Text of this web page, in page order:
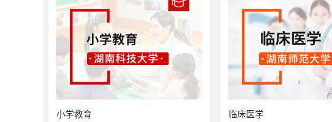
小学教育
临床医学